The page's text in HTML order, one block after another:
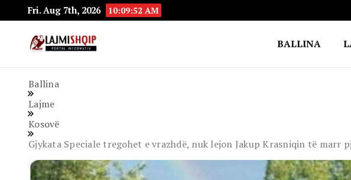
Fri. Aug 7th, 2026 10:09:53 AM
BALLINA
Ballina
Lajme
Kosovë
Gjykata Speciale tregohet e vrazhdë, nuk lejon Jakup Krasniqin të marr